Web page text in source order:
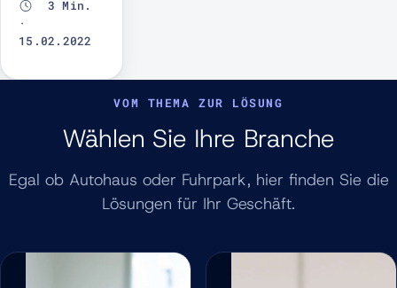
3 Min.
·
15.02.2022
VOM THEMA ZUR LÖSUNG
Wählen Sie Ihre Branche
Egal ob Autohaus oder Fuhrpark, hier finden Sie die
Lösungen für Ihr Geschäft.